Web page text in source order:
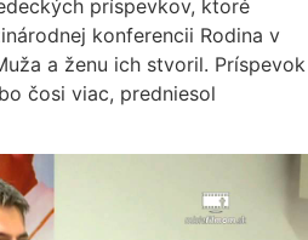
príspevkov, ktoré
konferencii Rodina v
a ženu ich stvoril. Príspevok
čosi viac, predniesol